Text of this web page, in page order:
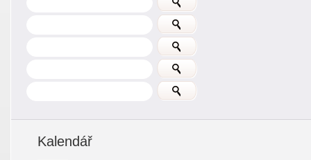
Kalendář